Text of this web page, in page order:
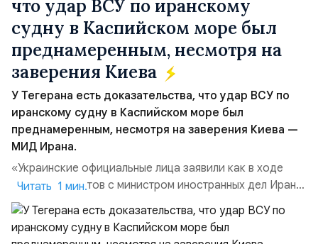
что удар ВСУ по иранскому
судну в Каспийском море был
преднамеренным, несмотря на
заверения Киева
У Тегерана есть доказательства, что удар ВСУ по
иранскому судну в Каспийском море был
преднамеренным, несмотря на заверения Киева —
МИД Ирана.
«Украинские официальные лица заявили как в ходе
прямых контактов с министром иностранных дел Ирана,
так и в сообщениях, направленных Ирану, что эта атака
не была преднамеренной», — заявил официальный
представитель МИД Ирана Эсмаил Багаи на пресс-
Читать 1 мин.